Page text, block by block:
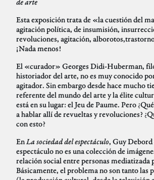
Esta exposición trata de «la cuestión del
agitación política, de insumisión,
revoluciones, agitación,
¡Nada menos!
El «curador» Georges Didi-Huberman,
historiador del arte, no es muy conocido
agitador. Sin embargo desde hace mucho
referente del mundo del arte y la élite
está en su lugar: el Jeu de Paume. Pero
a hablar allí de revueltas y revoluciones?
con esto?
EnLa sociedad del espectáculo, Guy
espectáculo no es una colección de
relación social entre personas mediatizada
Básicamente, el problema no son tanto las